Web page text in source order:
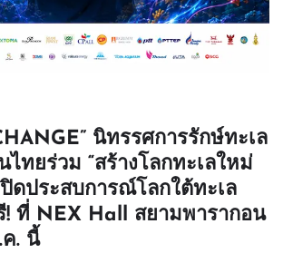
นิทรรศการรักษ์ทะเล
ทยร่วม “สร้างโลกทะเลใหม่
ปิดประสบการณ์โลกใต้ทะเล
! ที่ NEX Hall สยามพารากอน
ค. นี้